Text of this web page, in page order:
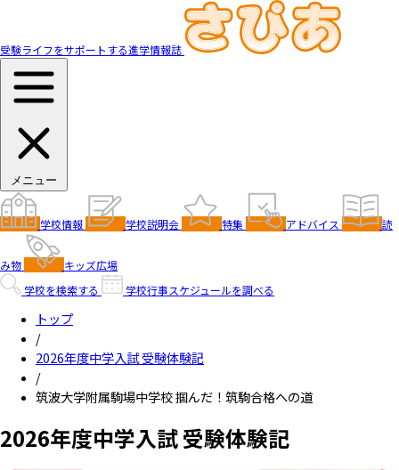
受験ライフをサポートする進学情報誌
メニュー
学校情報 学校説明会 特集 アドバイス 読
み物
キッズ広場
学校を検索する
学校行事スケジュールを調べる
トップ
/
2026年度中学入試 受験体験記
/
筑波大学附属駒場中学校 掴んだ！筑駒合格への道
2026年度中学入試 受験体験記